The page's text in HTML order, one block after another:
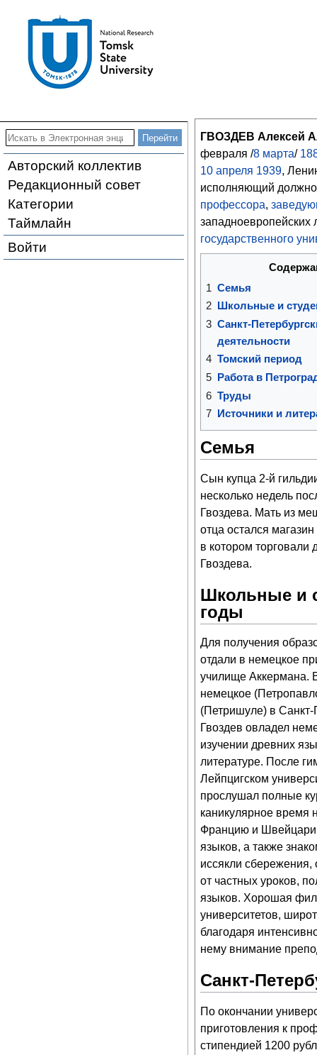
Авторский коллектив
Редакционный совет
Категории
Таймлайн
Войти
ГВОЗДЕВ Алексей
февраля /8 марта/
10 апреля 1939,
исполняющий
профессора,
западноевропейских
государственного
1 Семья
2
Школьные и
3 Санкт-
деятельности
4 Томский период
5 Работа в
6 Труды
7 Источники и
Семья
Сын купца 2-й
несколько недель
Гвоздева. Мать из
отца остался
в котором торговали
Гвоздева.
Школьные и
годы
Для получения
отдали в немецкое
училище Аккермана.
немецкое
(Петришуле) в Санкт-
Гвоздев овладел
изучении древних
литературе. После
Лейпцигском
прослушал полные
каникулярное время
Францию и
языков, а также
иссякли сбережения,
от частных уроков,
языков. Хорошая
университетов,
благодаря
нему внимание
Санкт-
По окончании
приготовления к
стипендией 1200